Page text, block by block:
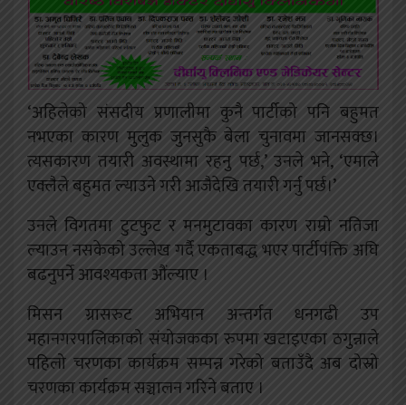
‘अहिलेको संसदीय प्रणालीमा कुनै पार्टीको पनि बहुमत
नभएका कारण मुलुक जुनसुकै बेला चुनावमा जानसक्छ।
त्यसकारण तयारी अवस्थामा रहनु पर्छ,’ उनले भने, ‘एमाले
एक्लैले बहुमत ल्याउने गरी आजैदेखि तयारी गर्नु पर्छ।’
उनले विगतमा टुटफुट र मनमुटावका कारण राम्रो नतिजा
ल्याउन नसकेको उल्लेख गर्दै एकताबद्ध भएर पार्टीपंक्ति अघि
बढनुपर्ने आवश्यकता औंल्याए ।
मिसन ग्रासरुट अभियान अन्तर्गत धनगढी उप
महानगरपालिकाको संयोजकका रुपमा खटाइएका ठगुन्नाले
पहिलो चरणका कार्यक्रम सम्पन्न गरेको बताउँदै अब दोस्रो
चरणका कार्यक्रम सञ्चालन गरिने बताए ।